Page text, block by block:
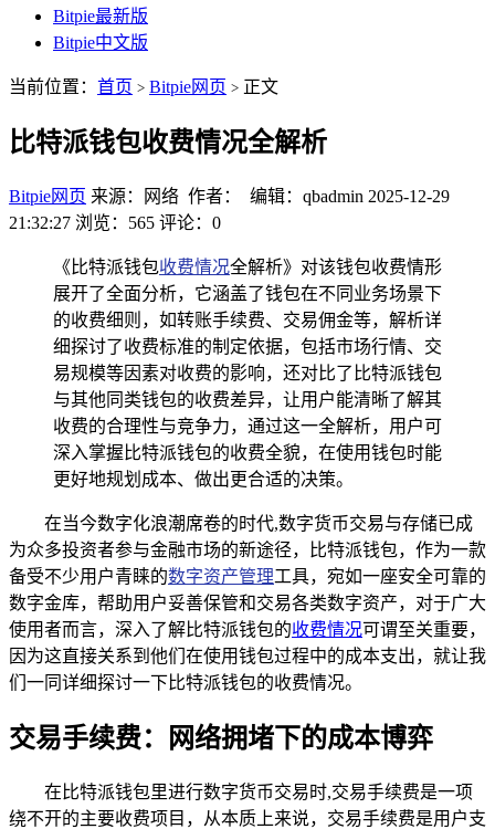
Bitpie最新版
Bitpie中文版
当前位置： 首页 > Bitpie网页 > 正文
比特派钱包收费情况全解析
Bitpie网页 来源：网络 作者： 编辑：qbadmin 2025-12-29
21:32:27 浏览：565 评论：0
《比特派钱包收费情况全解析》对该钱包收费情形
展开了全面分析，它涵盖了钱包在不同业务场景下
的收费细则，如转账手续费、交易佣金等，解析详
细探讨了收费标准的制定依据，包括市场行情、交
易规模等因素对收费的影响，还对比了比特派钱包
与其他同类钱包的收费差异，让用户能清晰了解其
收费的合理性与竞争力，通过这一全解析，用户可
深入掌握比特派钱包的收费全貌，在使用钱包时能
更好地规划成本、做出更合适的决策。
在当今数字化浪潮席卷的时代,数字货币交易与存储已成
为众多投资者参与金融市场的新途径，比特派钱包，作为一款
备受不少用户青睐的数字资产管理工具，宛如一座安全可靠的
数字金库，帮助用户妥善保管和交易各类数字资产，对于广大
使用者而言，深入了解比特派钱包的收费情况可谓至关重要，
因为这直接关系到他们在使用钱包过程中的成本支出，就让我
们一同详细探讨一下比特派钱包的收费情况。
交易手续费：网络拥堵下的成本博弈
在比特派钱包里进行数字货币交易时,交易手续费是一项
绕不开的主要收费项目，从本质上来说，交易手续费是用户支